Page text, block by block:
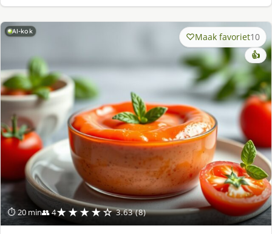
AI-kok
⏱ 20 min👥 4★★★★☆ 3.63 (8)
Maak favoriet10
👍